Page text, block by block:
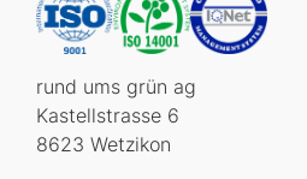
rund ums grün ag
Kastellstrasse 6
8623 Wetzikon